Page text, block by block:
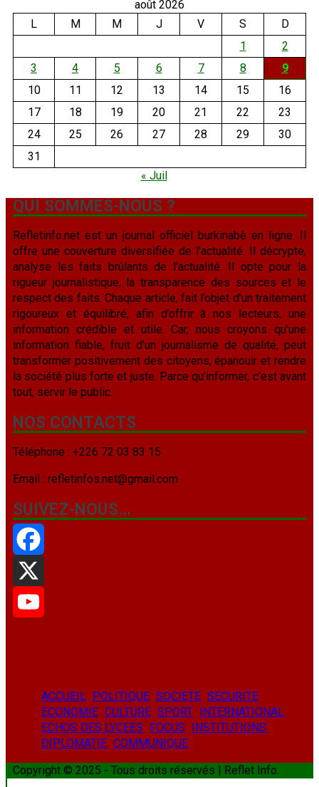
août 2026
L
M M J V S
D
1
2
3
4 5 6 7 8
9
10
11 12 13 14 15
16
17
18 19 20 21 22
23
24
25 26 27 28 29
30
31
« Juil
QUI SOMMES-NOUS ?
Refletinfo.net est un journal officiel burkinabè en ligne. Il
offre une couverture diversifiée de l'actualité. Il décrypte,
analyse les faits brûlants de l'actualité. Il opte pour la
rigueur journalistique, la transparence des sources et le
respect des faits. Chaque article, fait l’objet d’un traitement
rigoureux et équilibré, afin d’offrir à nos lecteurs, une
information crédible et utile. Car, nous croyons qu’une
information fiable, fruit d’un journalisme de qualité, peut
transformer positivement des citoyens, épanouir et rendre
la société plus forte et juste. Parce qu’informer, c’est avant
tout, servir le public.
NOS CONTACTS
Téléphone : +226 72 03 83 15
Email : refletinfos.net@gmail.com
SUIVEZ-NOUS…
Facebook
X
ACCUEIL POLITIQUE SOCIETE SECURITE
ECONOMIE CULTURE SPORT INTERNATIONAL
ECHOS DES LYCEES FOCUS INSTITUTIONS
DIPLOMATIE COMMUNIQUE
Copyright © 2025 - Tous droits réservés | Reflet Info.